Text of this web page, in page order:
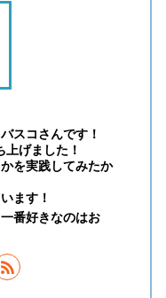
スコさんです！
げました！
を実践してみたか
ます！
番好きなのはお